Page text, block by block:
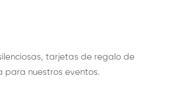
tarjetas de regalo de
para nuestros eventos.